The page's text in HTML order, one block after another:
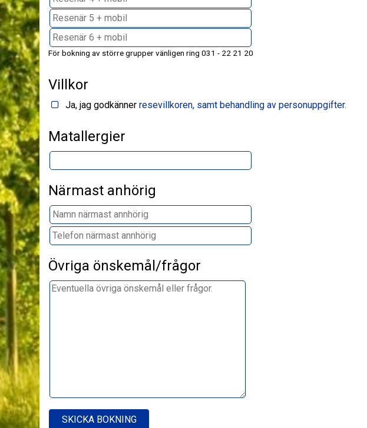
För bokning av större grupper vänligen ring 031 - 22 21 20
Villkor
Ja, jag godkännerresevillkoren, samt behandling av personuppgifter.
Matallergier
Närmast anhörig
Övriga önskemål/frågor